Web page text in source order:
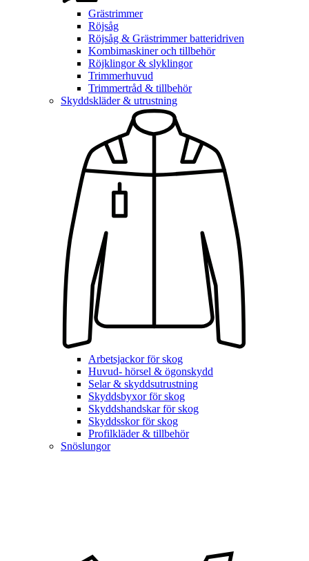
Grästrimmer
Röjsåg
Röjsåg & Grästrimmer batteridriven
Kombimaskiner och tillbehör
Röjklingor & slyklingor
Trimmerhuvud
Trimmertråd & tillbehör
Skyddskläder & utrustning
Arbetsjackor för skog
Huvud- hörsel & ögonskydd
Selar & skyddsutrustning
Skyddsbyxor för skog
Skyddshandskar för skog
Skyddsskor för skog
Profilkläder & tillbehör
Snöslungor